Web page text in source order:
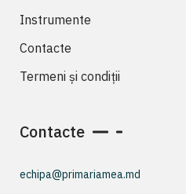
Instrumente
Contacte
Termeni și condiții
Contacte
echipa@primariamea.md